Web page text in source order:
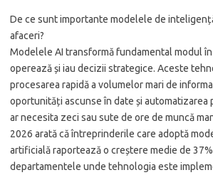
De ce sunt importante modelele de
afaceri?
Modelele AI transformă fundamental modul
operează și iau decizii strategice. Aceste
procesarea rapidă a volumelor mari de
oportunități ascunse în date și automatizarea
ar necesita zeci sau sute de ore de muncă
2026 arată că întreprinderile care adoptă
artificială raportează o creștere medie de
departamentele unde tehnologia este